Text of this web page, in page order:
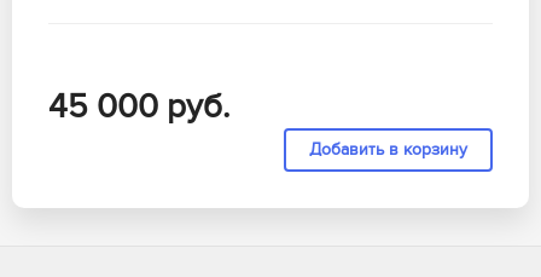
45 000 руб.